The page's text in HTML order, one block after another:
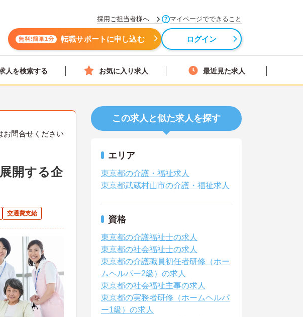
採用ご担当者様へ マイページでできること
無料!簡単1分 転職サポートに申し込む ログイン
人を検索する お気に入り求人 最近見た求人
問合せください
開する企
交通費支給
この求人と似た求人を探す
エリア
東京都の介護・福祉求人
東京都武蔵村山市の介護・福祉求人
資格
東京都の介護福祉士の求人
東京都の社会福祉士の求人
東京都の介護職員初任者研修（ホー
ムヘルパー2級）の求人
東京都の社会福祉主事の求人
東京都の実務者研修（ホームヘルパ
ー1級）の求人